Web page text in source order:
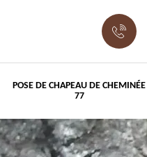
POSE DE CHAPEAU DE CHEMINÉE
77